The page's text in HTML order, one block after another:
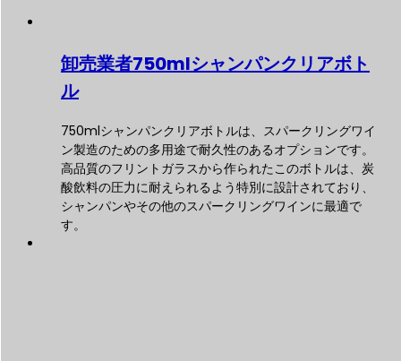
卸売業者750mlシャンパンクリアボト
ル
750mlシャンパンクリアボトルは、スパークリングワイ
ン製造のための多用途で耐久性のあるオプションです。
高品質のフリントガラスから作られたこのボトルは、炭
酸飲料の圧力に耐えられるよう特別に設計されており、
シャンパンやその他のスパークリングワインに最適で
す。